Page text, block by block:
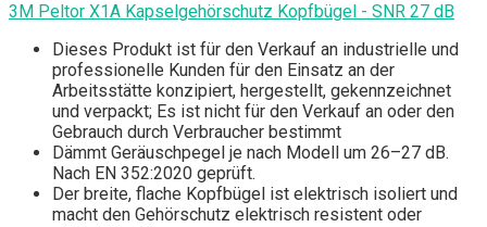
3M Peltor X1A Kapselgehörschutz Kopfbügel - SNR 27 dB
Dieses Produkt ist für den Verkauf an industrielle und
professionelle Kunden für den Einsatz an der
Arbeitsstätte konzipiert, hergestellt, gekennzeichnet
und verpackt; Es ist nicht für den Verkauf an oder den
Gebrauch durch Verbraucher bestimmt
Dämmt Geräuschpegel je nach Modell um 26–27 dB.
Nach EN 352:2020 geprüft.
Der breite, flache Kopfbügel ist elektrisch isoliert und
macht den Gehörschutz elektrisch resistent oder